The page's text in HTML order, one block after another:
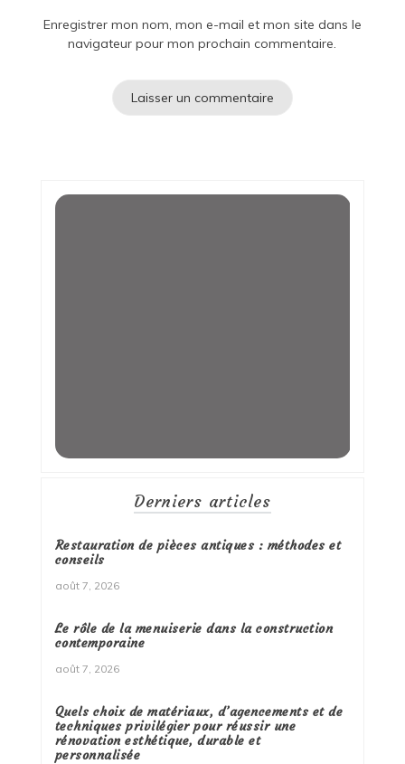
Enregistrer mon nom, mon e-mail et mon site dans le
navigateur pour mon prochain commentaire.
Derniers articles
Restauration de pièces antiques : méthodes et
conseils
août 7, 2026
Le rôle de la menuiserie dans la construction
contemporaine
août 7, 2026
Quels choix de matériaux, d’agencements et de
techniques privilégier pour réussir une
rénovation esthétique, durable et
personnalisée